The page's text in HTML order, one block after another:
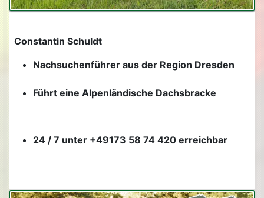
Constantin Schuldt
Nachsuchenführer aus der Region Dresden
Führt eine Alpenländische Dachsbracke
24 / 7 unter +49173 58 74 420 erreichbar